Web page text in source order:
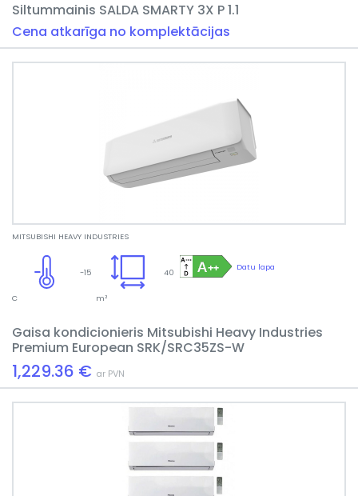
Siltummainis SALDA SMARTY 3X P 1.1
Cena atkarīga no komplektācijas
MITSUBISHI HEAVY INDUSTRIES
Datu lapa
40
m²
-15
C
Gaisa kondicionieris Mitsubishi Heavy Industries
Premium European SRK/SRC35ZS-W
1,229.36 € ar PVN